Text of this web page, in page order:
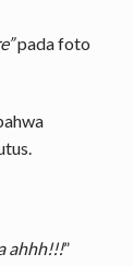
pada foto
ahhh!!!”